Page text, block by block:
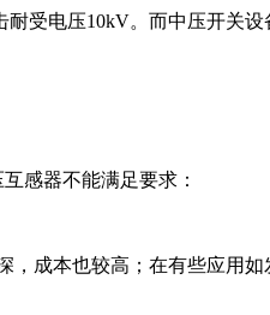
受电压10kV。而中压开关
感器不能满足要求：
成本也较高；在有些应用如